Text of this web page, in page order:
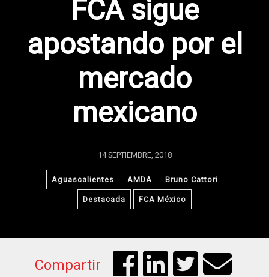
FCA sigue
apostando por el
mercado
mexicano
14 SEPTIEMBRE, 2018
Aguascalientes AMDA Bruno Cattori
Destacada FCA México
Compartir